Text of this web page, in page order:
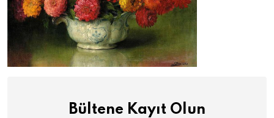
Bültene Kayıt Olun